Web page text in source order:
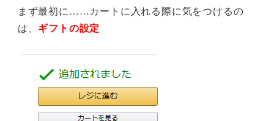
まず最初に……カートに入れる際に気をつけるの
は、 ギフトの設定